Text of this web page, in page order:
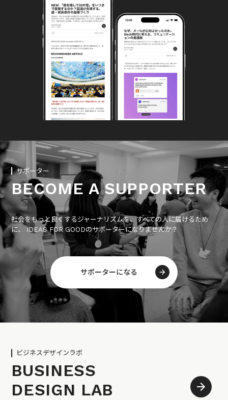
サポーター
BECOME A SUPPORTER
社会をもっと良くするジャーナリズムを、すべての人に届けるため
に、 IDEAS FOR GOODのサポーターになりませんか？
サポーターになる
ビジネスデザインラボ
BUSINESS
DESIGN LAB